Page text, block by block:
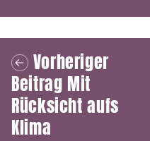
Vorheriger
Beitrag Mit
Rücksicht aufs
Klima